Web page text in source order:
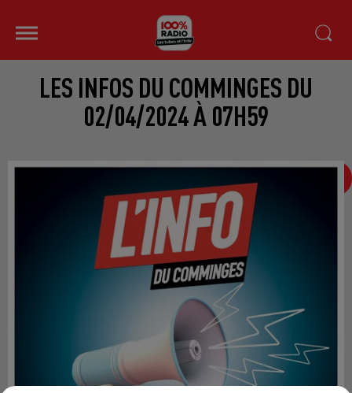
LES INFOS DU COMMINGES DU
02/04/2024 À 07H59